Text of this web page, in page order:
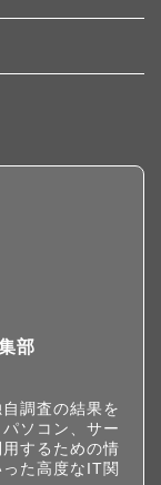
部
調査の結果を
ソコン、サー
するための情
た高度なIT関